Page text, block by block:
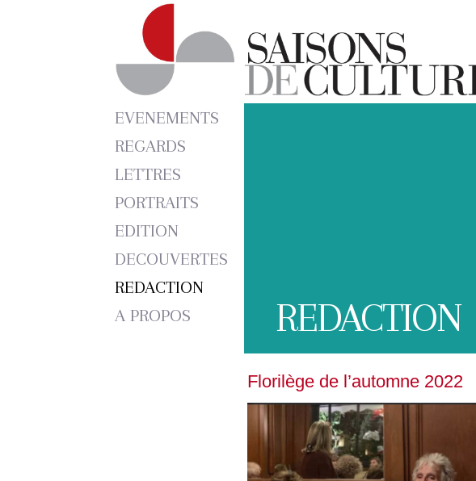
EVENEMENTS
REGARDS
LETTRES
PORTRAITS
EDITION
DECOUVERTES
REDACTION
A PROPOS
REDACTION
Florilège de l’automne 2022